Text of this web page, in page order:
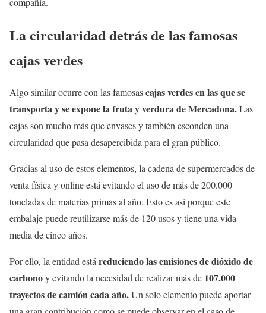
La circularidad detrás de las famosas
cajas verdes
Algo similar ocurre con las famosascajas verdes en las que se
transporta y se expone la fruta y verdura de Mercadona.Las
cajas son mucho más que envases y también esconden una
circularidad que pasa desapercibida para el gran público.
Gracias al uso de estos elementos, la cadena de supermercados de
venta física y online está evitando el uso de más de 200.000
toneladas de materias primas al año. Esto es así porque este
embalaje puede reutilizarse más de 120 usos y tiene una vida
media de cinco años.
Por ello, la entidad estáreduciendo las emisiones de dióxido de
carbonoy evitando la necesidad de realizar más de 107.000
trayectos de camión cada año.Un solo elemento puede aportar